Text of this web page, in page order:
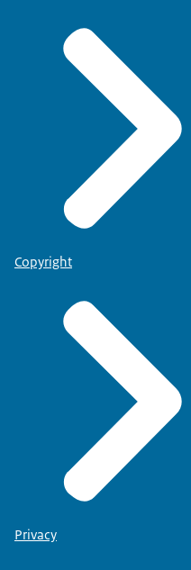
Copyright
Privacy